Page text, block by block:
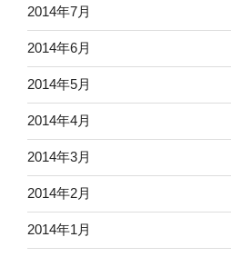
2014年7月
2014年6月
2014年5月
2014年4月
2014年3月
2014年2月
2014年1月